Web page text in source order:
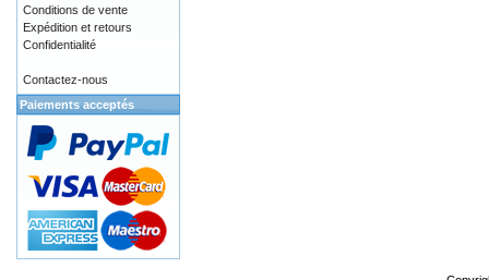
Conditions de vente
Expédition et retours
Confidentialité
Contactez-nous
Paiements acceptés